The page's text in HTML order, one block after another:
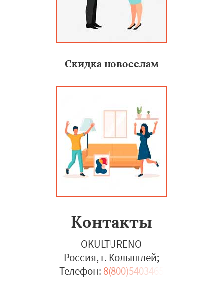
Скидка новоселам
Контакты
OKULTURENO
Россия, г. Колышлей;
Телефон: 8(800)5403465